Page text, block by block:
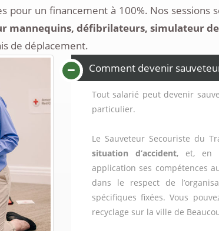
pour un financement à 100%. Nos sessions
mannequins, défibrilateurs, simulateur
de déplacement.
Comment devenir
Tout salarié peut devenir
particulier.
Le Sauveteur Secouriste du
situation d’accident, et, en
application ses compétences
dans le respect de
spécifiques fixées. Vous
recyclage sur la ville de